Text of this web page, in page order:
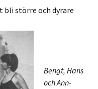
bli större och dyrare
Bengt, Hans
och Ann-